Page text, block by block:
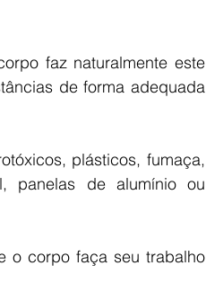
faz naturalmente este
de forma adequada
plásticos, fumaça,
panelas de alumínio ou
o corpo faça seu trabalho